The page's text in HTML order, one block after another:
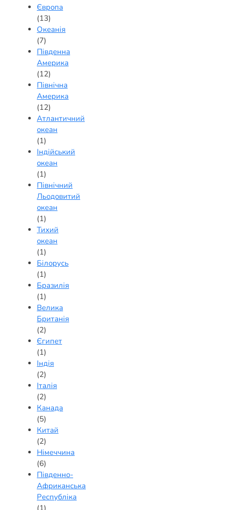
Європа
(13)
Океанія
(7)
Південна
Америка
(12)
Північна
Америка
(12)
Атлантичний
океан
(1)
Індійський
океан
(1)
Північний
Льодовитий
океан
(1)
Тихий
океан
(1)
Білорусь
(1)
Бразилія
(1)
Велика
Британія
(2)
Єгипет
(1)
Індія
(2)
Італія
(2)
Канада
(5)
Китай
(2)
Німеччина
(6)
Південно-
Африканська
Республіка